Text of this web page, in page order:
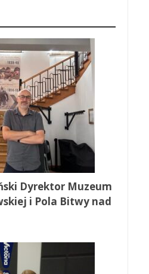
Dyrektor Muzeum
i Pola Bitwy nad